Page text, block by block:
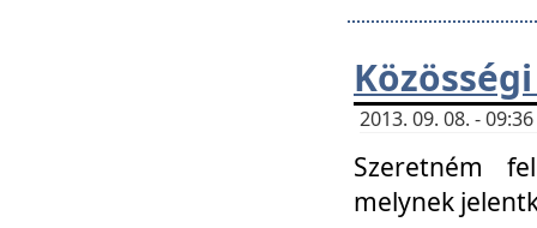
2013. 09. 08. -
Szeretném
melynek